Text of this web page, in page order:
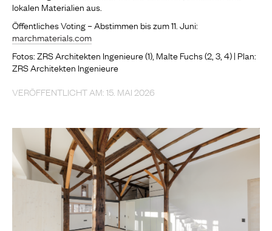
lokalen Materialien aus.
Öffentliches Voting – Abstimmen bis zum 11. Juni:
marchmaterials.com
Fotos: ZRS Architekten Ingenieure (1), Malte Fuchs (2, 3, 4) | Plan:
ZRS Architekten Ingenieure
VERÖFFENTLICHT AM: 15. MAI 2026